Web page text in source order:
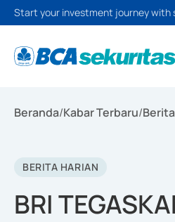
Start your investment journey with
Beranda/Kabar Terbaru/Berita
BERITA HARIAN
BRI